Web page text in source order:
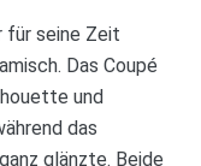
für seine Zeit
Das Coupé
und
das
glänzte. Beide